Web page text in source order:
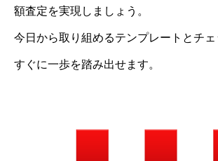
額査定を実現しましょう。
今日から取り組めるテンプレートとチェ
すぐに一歩を踏み出せます。